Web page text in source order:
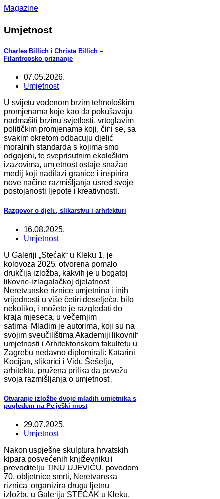
Magazine
Umjetnost
Charles Billich i Christa Billich –
Filantropsko priznanje
07.05.2026.
Umjetnost
U svijetu vođenom brzim tehnološkim
promjenama koje kao da pokušavaju
nadmašiti brzinu svjetlosti, vrtoglavim
političkim promjenama koji, čini se, sa
svakim okretom odbacuju djelić
moralnih standarda s kojima smo
odgojeni, te sveprisutnim ekološkim
izazovima, umjetnost ostaje snažan
medij koji nadilazi granice i inspirira
nove načine razmišljanja usred svoje
postojanosti ljepote i kreativnosti.
Razgovor o djelu, slikarstvu i arhitekturi
16.08.2025.
Umjetnost
U Galeriji „Stećak“ u Kleku 1. je
kolovoza 2025. otvorena pomalo
drukčija izložba, kakvih je u bogatoj
likovno-izlagalačkoj djelatnosti
Neretvanske riznice umjetnina i inih
vrijednosti u više četiri deseljeća, bilo
nekoliko, i možete je razgledati do
kraja mjeseca, u večernjim
satima. Mladim je autorima, koji su na
svojim sveučilištima Akademiji likovnih
umjetnosti i Arhitektonskom fakultetu u
Zagrebu nedavno diplomirali: Katarini
Kocijan, slikarici i Vidu Šešelju,
arhitektu, pružena prilika da povežu
svoja razmišljanja o umjetnosti.
Otvaranje izložbe dvoje mladih umjetnika s
pogledom na Pelješki most
29.07.2025.
Umjetnost
Nakon uspješne skulptura hrvatskih
kipara posvećenih književniku i
prevoditelju TINU UJEVIĆU, povodom
70. obljetnice smrti, Neretvanska
riznica organizira drugu ljetnu
izložbu u Galeriju STEĆAK u Kleku.